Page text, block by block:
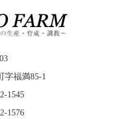
字福満85-1
1545
1576